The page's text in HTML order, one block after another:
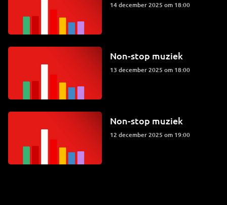
14 december 2025 om 18:00
Non-stop muziek
13 december 2025 om 18:00
Non-stop muziek
12 december 2025 om 19:00